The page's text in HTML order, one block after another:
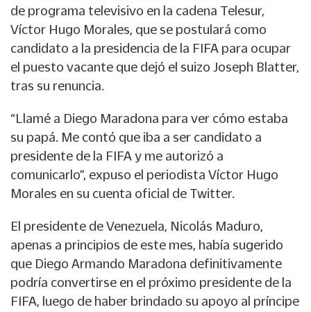
de programa televisivo en la cadena Telesur,
Víctor Hugo Morales, que se postulará como
candidato a la presidencia de la FIFA para ocupar
el puesto vacante que dejó el suizo Joseph Blatter,
tras su renuncia.
“Llamé a Diego Maradona para ver cómo estaba
su papá. Me contó que iba a ser candidato a
presidente de la FIFA y me autorizó a
comunicarlo”, expuso el periodista Víctor Hugo
Morales en su cuenta oficial de Twitter.
El presidente de Venezuela, Nicolás Maduro,
apenas a principios de este mes, había sugerido
que Diego Armando Maradona definitivamente
podría convertirse en el próximo presidente de la
FIFA, luego de haber brindado su apoyo al príncipe